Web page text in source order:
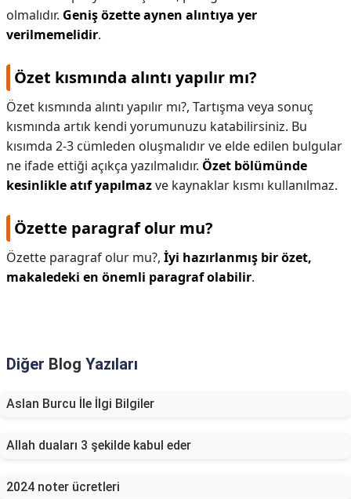
olmalıdır. Geniş özette aynen alıntıya yer
verilmemelidir.
Özet kısmında alıntı yapılır mı?
Özet kısmında alıntı yapılır mı?, Tartışma veya sonuç
kısmında artık kendi yorumunuzu katabilirsiniz. Bu
kısımda 2-3 cümleden oluşmalıdır ve elde edilen bulgular
ne ifade ettiği açıkça yazılmalıdır. Özet bölümünde
kesinlikle atıf yapılmazve kaynaklar kısmı kullanılmaz.
Özette paragraf olur mu?
Özette paragraf olur mu?, İyi hazırlanmış bir özet,
makaledeki en önemli paragraf olabilir.
Diğer Blog Yazıları
Aslan Burcu İle İlgi Bilgiler
Allah duaları 3 şekilde kabul eder
2024 noter ücretleri